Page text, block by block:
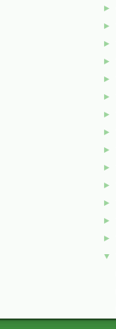
►
►
►
►
►
►
►
►
►
►
►
►
►
►
▼